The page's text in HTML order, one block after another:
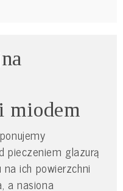
miodem
pieczeniem glazurą
ich powierzchni
a nasiona